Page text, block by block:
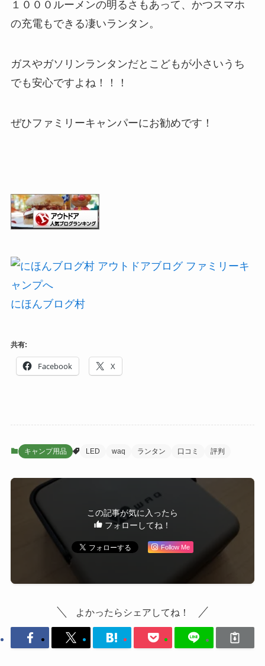
１０００ルーメンの明るさもあって、かつスマホ
の充電もできる凄いランタン。
ガスやガソリンランタンだとこどもが小さいうち
でも安心ですよね！！！
ぜひファミリーキャンパーにお勧めです！
にほんブログ村
共有:
Facebook X
キャンプ用品 LED waq ランタン 口コミ 評判
この記事が気に入ったら
フォローしてね！
Follow Me
よかったらシェアしてね！